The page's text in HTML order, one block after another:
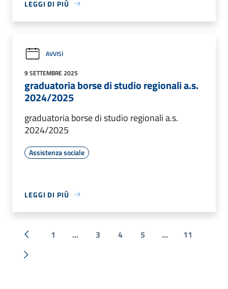
LEGGI DI PIÙ
AVVISI
9 SETTEMBRE 2025
graduatoria borse di studio regionali a.s.
2024/2025
graduatoria borse di studio regionali a.s.
2024/2025
Assistenza sociale
LEGGI DI PIÙ
« Precedente
1 ... 3 4 5 ... 11
Successiva »